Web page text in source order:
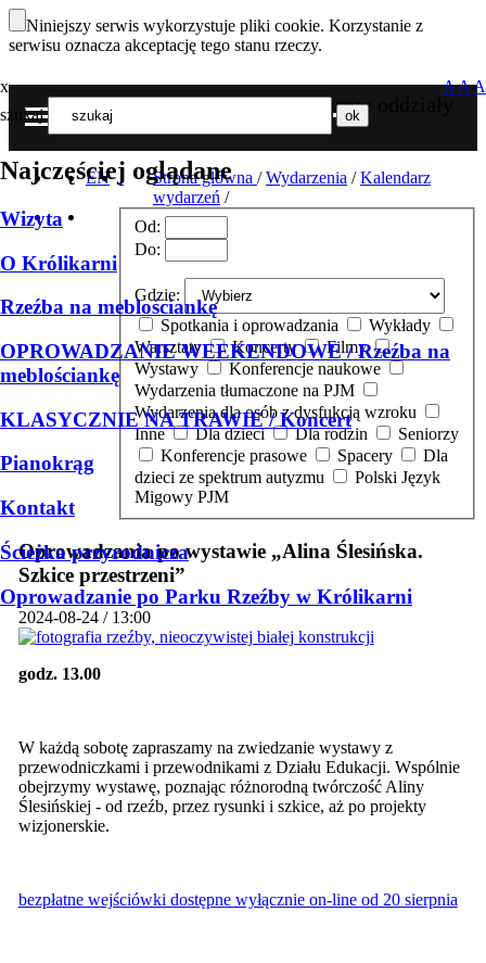
Niniejszy serwis wykorzystuje pliki cookie. Korzystanie z
serwisu oznacza akceptację tego stanu rzeczy.
Nasze oddziały
MENU
x
szukaj
Najczęściej oglądane
Wizyta
O Królikarni
Rzeźba na meblościankę
OPROWADZANIE WEEKENDOWE / Rzeźba na
meblościankę
KLASYCZNIE NA TRAWIE / Koncert
Pianokrąg
Kontakt
Ścieżka przyrodnicza
Oprowadzanie po Parku Rzeźby w Królikarni
AAA
EN Strona główna / Wydarzenia /Kalendarz
wydarzeń /
Od:
Do:
Gdzie:
Spotkania i oprowadzania
Wykłady
Warsztaty
Koncerty
Filmy
Wystawy
Konferencje naukowe
Wydarzenia tłumaczone na PJM
Wydarzenia dla osób z dysfukcją wzroku
Inne
Dla dzieci Dla rodzin
Seniorzy
Konferencje prasowe
Spacery
dzieci ze spektrum autyzmu
Migowy PJM
Oprowadzania po wystawie „Alina Ślesińska.
Szkice przestrzeni”
2024-08-24 / 13:00
godz. 13.00
W każdą sobotę zapraszamy na zwiedzanie wystawy z
przewodniczkami i przewodnikami z Działu Edukacji. Wspólnie
obejrzymy wystawę, poznając różnorodną twórczość Aliny
Ślesińskiej - od rzeźb, przez rysunki i szkice, aż po projekty
wizjonerskie.
bezpłatne wejściówki dostępne wyłącznie on-line od 20 sierpnia